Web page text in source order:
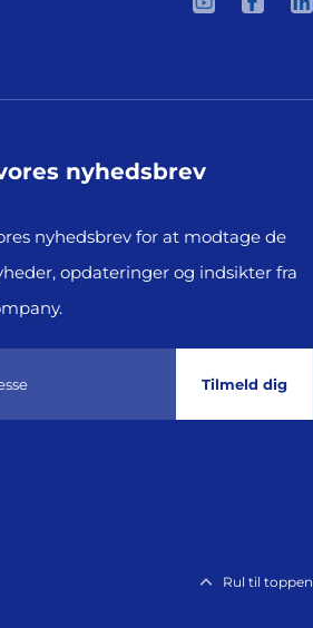
nyhedsbrev
nyhedsbrev for at modtage de
opdateringer og indsikter fra
Tilmeld dig
Rul til toppen